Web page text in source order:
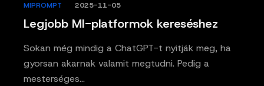
Legjobb MI-platformok kereséshez
MIPROMPT 2025-11-05
Sokan még mindig a ChatGPT-t nyitják meg, ha
gyorsan akarnak valamit megtudni. Pedig a
mesterséges…